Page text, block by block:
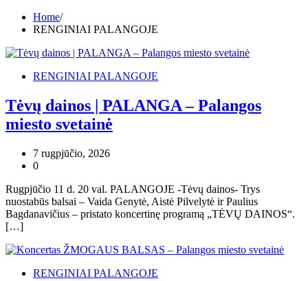
Home
RENGINIAI PALANGOJE
RENGINIAI PALANGOJE
Tėvų dainos | PALANGA – Palangos
miesto svetainė
7 rugpjūčio, 2026
0
Rugpjūčio 11 d. 20 val. PALANGOJE -Tėvų dainos- Trys
nuostabūs balsai – Vaida Genytė, Aistė Pilvelytė ir Paulius
Bagdanavičius – pristato koncertinę programą „TĖVŲ DAINOS“.
[…]
RENGINIAI PALANGOJE